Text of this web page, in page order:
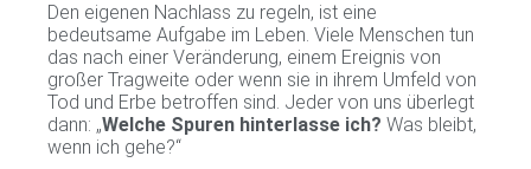
Den eigenen Nachlass zu regeln, ist eine
bedeutsame Aufgabe im Leben. Viele Menschen tun
das nach einer Veränderung, einem Ereignis von
großer Tragweite oder wenn sie in ihrem Umfeld von
Tod und Erbe betroffen sind. Jeder von uns überlegt
dann: „Welche Spuren hinterlasse ich? Was bleibt,
wenn ich gehe?“